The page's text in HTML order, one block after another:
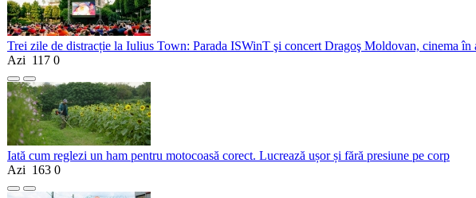
Trei zile de distracție la Iulius Town: Parada ISWinT şi concert Dragoş Moldovan, cinema
Azi 117 0
Iată cum reglezi un ham pentru motocoasă corect. Lucrează ușor și fără presiune pe corp
Azi 163 0